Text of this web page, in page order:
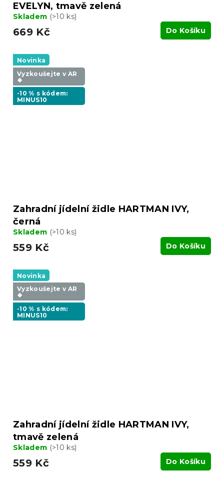
EVELYN, tmavě zelená
Skladem (>10 ks)
669 Kč Do Košíku
Novinka
Vyzkoušejte v AR
❖
-10 % s kódem:
MINUS10
Zahradní jídelní židle HARTMAN IVY,
černá
Skladem (>10 ks)
559 Kč Do Košíku
Novinka
Vyzkoušejte v AR
❖
-10 % s kódem:
MINUS10
Zahradní jídelní židle HARTMAN IVY,
tmavě zelená
Skladem (>10 ks)
559 Kč Do Košíku